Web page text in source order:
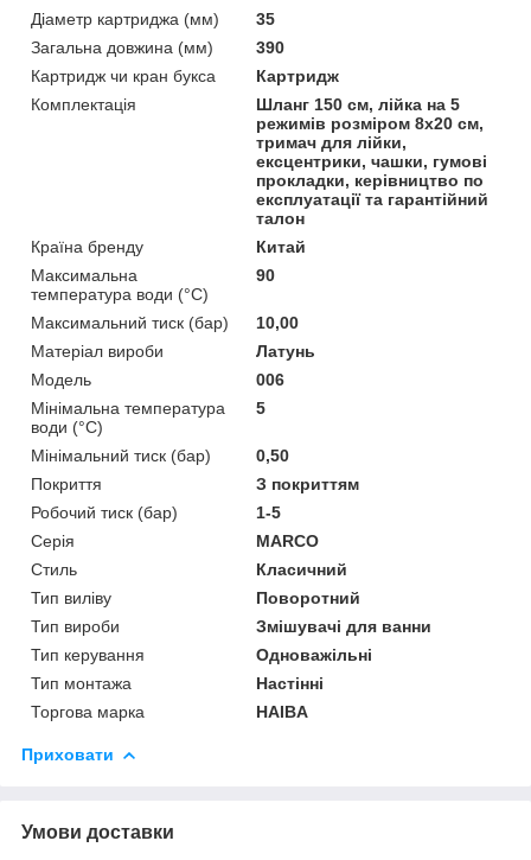
Діаметр картриджа (мм)
35
Загальна довжина (мм)
390
Картридж чи кран букса
Картридж
Комплектація
Шланг 150 см, лійка на 5
режимів розміром 8х20 см,
тримач для лійки,
ексцентрики, чашки, гумові
прокладки, керівництво по
експлуатації та гарантійний
талон
Країна бренду
Китай
Максимальна
температура води (°C)
90
Максимальний тиск (бар)
10,00
Матеріал вироби
Латунь
Мoдель
006
Мінімальна температура
води (°C)
5
Мінімальний тиск (бар)
0,50
Покриття
З покриттям
Робочий тиск (бар)
1-5
Серія
MARCO
Стиль
Класичний
Тип виліву
Поворотний
Тип вироби
Змішувачі для ванни
Тип керування
Одноважільні
Тип монтажа
Настінні
Торгова марка
HAIBA
Приховати
Умови доставки